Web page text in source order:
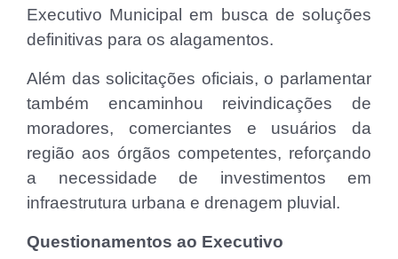
Executivo Municipal em busca de soluções
definitivas para os alagamentos.
Além das solicitações oficiais, o parlamentar
também encaminhou reivindicações de
moradores, comerciantes e usuários da
região aos órgãos competentes, reforçando
a necessidade de investimentos em
infraestrutura urbana e drenagem pluvial.
Questionamentos ao Executivo